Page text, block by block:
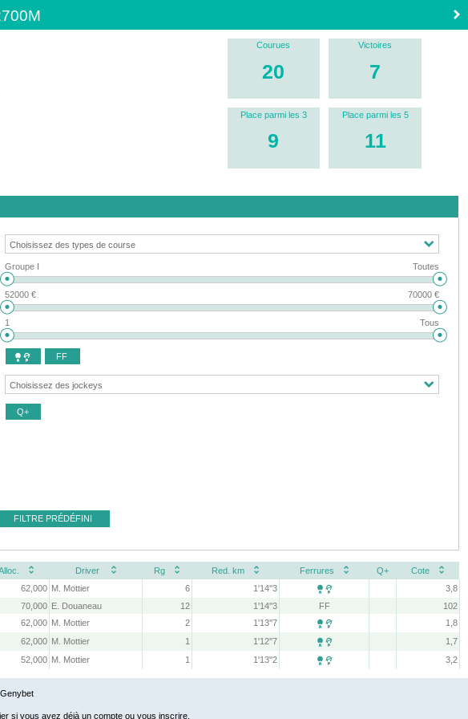
Courues
20
Victoires
7
Place parmi les 3
9
Place parmi les 5
11
Groupe I Toutes
52000 € 70000 €
1 Tous
 FF
Q+
FILTRE PRÉDÉFINI
Driver Rg Red. km Ferrures Q+
Cote
62,000 M. Mottier 6 1'14''3 
3,8
70,000 E. Douaneau 12 1'14''3 FF
102
62,000 M. Mottier 2 1'13''7 
1,8
62,000 M. Mottier 1 1'12''7 
1,7
52,000 M. Mottier 1 1'13''2  3,2
si vous avez déjà un compte ou vous inscrire.